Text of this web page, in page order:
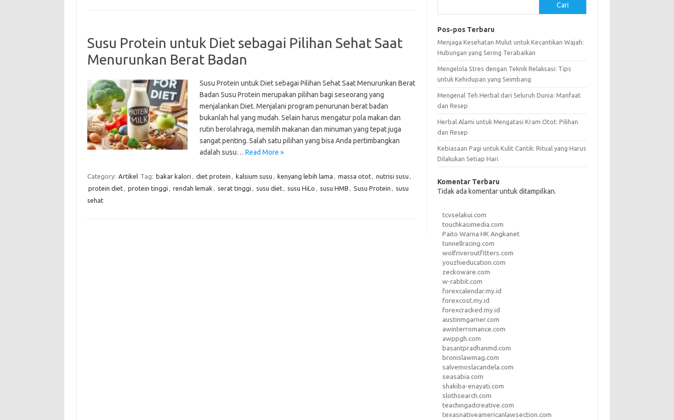
Susu Protein untuk Diet sebagai Pilihan Sehat Saat
Menurunkan Berat Badan
Susu Protein untuk Diet sebagai Pilihan Sehat Saat Menurunkan Berat
Badan Susu Protein merupakan pilihan bagi seseorang yang
menjalankan Diet. Menjalani program penurunan berat badan
bukanlah hal yang mudah. Selain harus mengatur pola makan dan
rutin berolahraga, memilih makanan dan minuman yang tepat juga
sangat penting. Salah satu pilihan yang bisa Anda pertimbangkan
adalah susu… Read More »
Category: Artikel Tag: bakar kalori , diet protein , kalsium susu , kenyang lebih lama , massa otot, nutrisi susu ,
protein diet, protein tinggi , rendah lemak , serat tinggi , susu diet, susu HiLo , susu HMB , Susu Protein , susu
sehat
Cari
Pos-pos Terbaru
Menjaga Kesehatan Mulut untuk Kecantikan Wajah:
Hubungan yang Sering Terabaikan
Mengelola Stres dengan Teknik Relaksasi: Tips
untuk Kehidupan yang Seimbang
Mengenal Teh Herbal dari Seluruh Dunia: Manfaat
dan Resep
Herbal Alami untuk Mengatasi Kram Otot: Pilihan
dan Resep
Kebiasaan Pagi untuk Kulit Cantik: Ritual yang Harus
Dilakukan Setiap Hari
Komentar Terbaru
Tidak ada komentar untuk ditampilkan.
tcvselakui.com
touchkasimedia.com
Paito Warna HK Angkanet
tunnellracing.com
wolfriveroutfitters.com
youzhieducation.com
zeckoware.com
w-rabbit.com
forexcalendar.my.id
forexcost.my.id
forexcracked.my.id
austinmgarner.com
awinterromance.com
awppgh.com
basantpradhanmd.com
bronislawmag.com
salvemoslacandela.com
seasabia.com
shakiba-enayati.com
slothsearch.com
teachingadcreative.com
texasnativeamericanlawsection.com